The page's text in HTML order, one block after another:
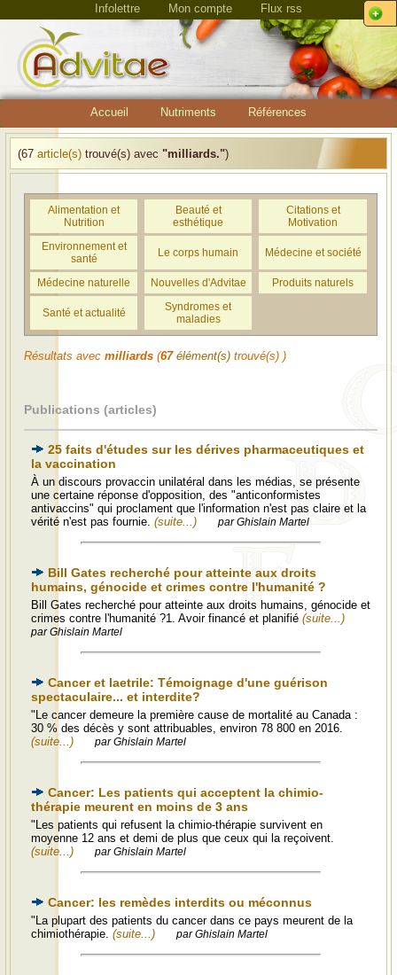
Infolettre Mon compte Flux rss
Accueil Nutriments Références
(67 article(s) trouvé(s) avec "milliards.")
Alimentation et
Nutrition
Beauté et
esthétique
Citations et
Motivation
Environnement et
santé
Le corps humain Médecine et société
Médecine naturelle Nouvelles d'Advitae Produits naturels
Santé et actualité
Syndromes et
maladies
Résultats avec milliards (67 élément(s) trouvé(s) )
Publications (articles)
25 faits d'études sur les dérives pharmaceutiques et
la vaccination
À un discours provaccin unilatéral dans les médias, se présente
une certaine réponse d'opposition, des "anticonformistes
antivaccins" qui proclament que l'information n'est pas claire et la
vérité n'est pas fournie. (suite...) par Ghislain Martel
Bill Gates recherché pour atteinte aux droits
humains, génocide et crimes contre l'humanité ?
Bill Gates recherché pour atteinte aux droits humains, génocide et
crimes contre l'humanité ?1. Avoir financé et planifié (suite...)
par Ghislain Martel
Cancer et laetrile: Témoignage d'une guérison
spectaculaire... et interdite?
"Le cancer demeure la première cause de mortalité au Canada :
30 % des décès y sont attribuables, environ 78 800 en 2016.
(suite...)
par Ghislain Martel
Cancer: Les patients qui acceptent la chimio-
thérapie meurent en moins de 3 ans
"Les patients qui refusent la chimio-thérapie survivent en
moyenne 12 ans et demi de plus que ceux qui la reçoivent.
(suite...)
par Ghislain Martel
Cancer: les remèdes interdits ou méconnus
"La plupart des patients du cancer dans ce pays meurent de la
chimiothérapie. (suite...) par Ghislain Martel